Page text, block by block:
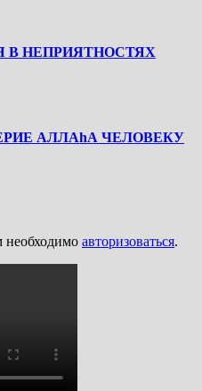
В НЕПРИЯТНОСТЯХ
АЛЛАhА ЧЕЛОВЕКУ
необходимо авторизоваться.